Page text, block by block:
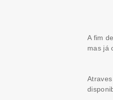
A fim
mas já